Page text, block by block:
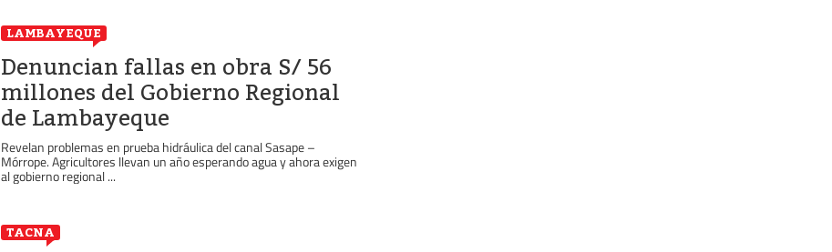
LAMBAYEQUE
Denuncian fallas en obra S/ 56
millones del Gobierno Regional
de Lambayeque
Revelan problemas en prueba hidráulica del canal Sasape –
Mórrope. Agricultores llevan un año esperando agua y ahora exigen
al gobierno regional ...
TACNA